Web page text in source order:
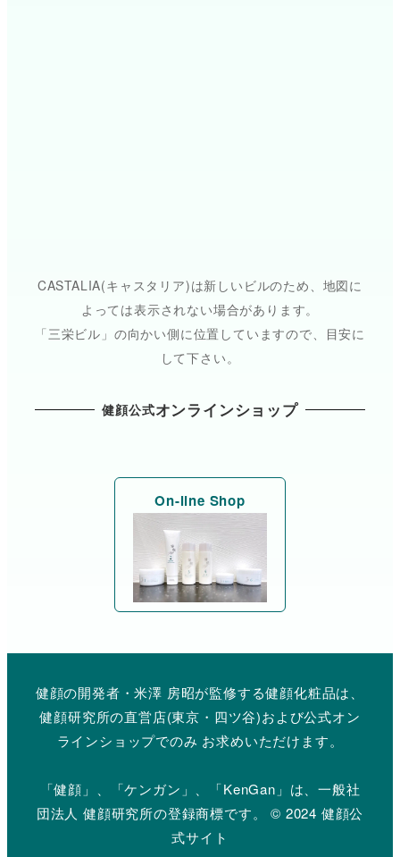
CASTALIA(キャスタリア)は新しいビルのため、地図に
よっては表示されない場合があります。
「三栄ビル」の向かい側に位置していますので、目安に
して下さい。
健顔公式オンラインショップ
On-line Shop
健顔の開発者・米澤 房昭が監修する健顔化粧品は、
健顔研究所の直営店(東京・四ツ谷)および公式オン
ラインショップでのみ お求めいただけます。
「健顔」、「ケンガン」、「KenGan」は、一般社
団法人 健顔研究所の登録商標です。 © 2024 健顔公
式サイト